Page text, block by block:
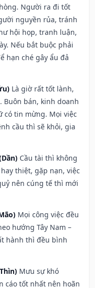
Người ra đi tốt
nguyền rủa, tránh
hội họp, tranh luận,
Nếu bắt buộc phải
hạn ché gây ẩu đả
Là giờ rất tốt lành,
Buôn bán, kinh doanh
có tin mừng. Mọi việc
cầu thì sẽ khỏi, gia
Cầu tài thì không
thiệt, gặp nạn, việc
nên cúng tế thì mới
Mọi công việc đều
hướng Tây Nam –
hành thì đều bình
Mưu sự khó
cáo tốt nhất nên hoãn